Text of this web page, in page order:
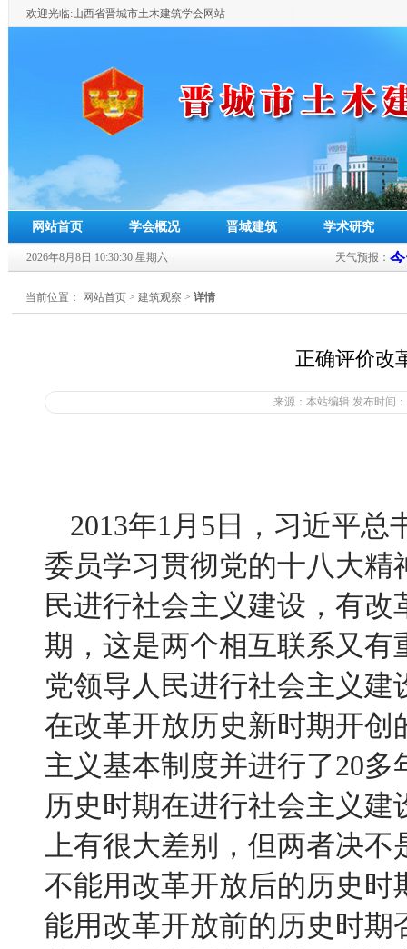
欢迎光临:山西省晋城市土木建筑学会网站
网站首页 学会概况 晋城建筑 学术研究
2026年8月8日 10:30:31 星期六 天气预报：
当前位置： 网站首页> 建筑观察 > 详情
正确评价改
来源：本站编辑 发布时间
2013年1 月 5 日
，习近平
委员学习贯彻党的十八大
民进行社会主义建设，有
期，这是两个相互联系又
党领导人民进行社会主义
在改革开放历史新时期开
主义基本制度并进行了20多
历史时期在进行社会主义
上有很大差别，但两者决
不能用改革开放后的历史
能用改革开放前的历史时